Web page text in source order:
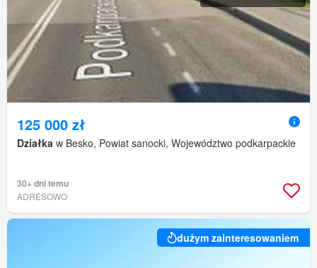
125 000 zł
Działka w Besko, Powiat sanocki, Województwo podkarpackie
30+ dni temu
ADRESOWO
dużym zainteresowaniem